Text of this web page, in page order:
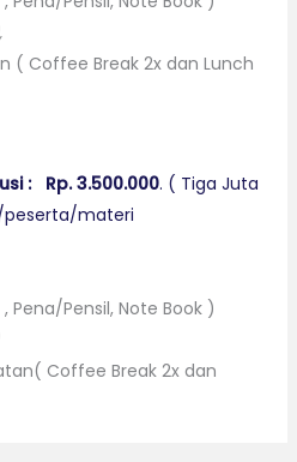
( Coffee Break 2x dan Lunch
:
Rp. 3.500.000. ( Tiga Juta
/peserta/materi
Pena/Pensil, Note Book )
Coffee Break 2x dan